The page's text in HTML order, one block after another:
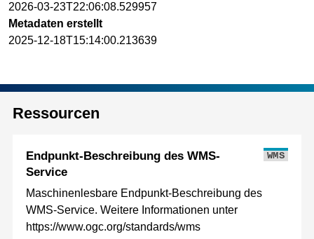
2026-03-23T22:06:08.529957
Metadaten erstellt
2025-12-18T15:14:00.213639
Ressourcen
Endpunkt-Beschreibung des WMS-
Service
WMS
Maschinenlesbare Endpunkt-Beschreibung des
WMS-Service. Weitere Informationen unter
https://www.ogc.org/standards/wms